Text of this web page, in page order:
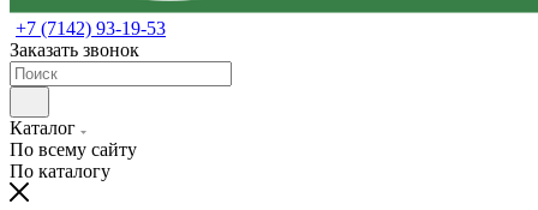
+7 (7142) 93-19-53
Заказать звонок
Каталог
По всему сайту
По каталогу